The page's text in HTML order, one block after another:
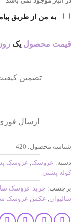
به من از طریق
قیمت محصول یک
تضمین
ارسال
شناسه محصول: 420
دسته: عروسک, عروسک
کوله پشتی
برچسب: خرید عروسک
سالیوان, عکس عروسک